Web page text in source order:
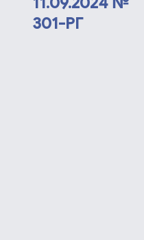
301-РГ